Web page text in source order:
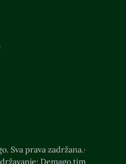
Sva prava zadržana.·
Demago tim